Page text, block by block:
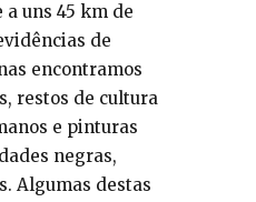
a uns 45 km de
de
encontramos
restos de cultura
e pinturas
negras,
Algumas destas